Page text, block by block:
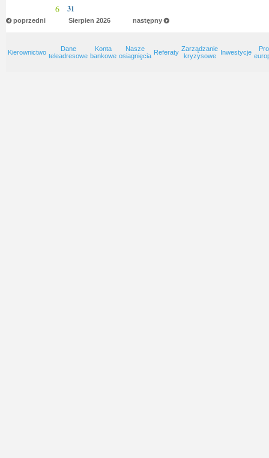
6 31
poprzedni następny
Sierpien 2026
Kierownictwo
Dane
teleadresowe
Konta
bankowe
Nasze
osiagnięcia Referaty Zarządzanie
kryzysowe
Inwestycje